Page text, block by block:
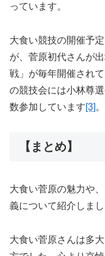
っています。
大食い競技の開催予
が、菅原初代さんが
戦」が毎年開催され
の競技会には小林尊
数参加しています[3] 。
【まとめ】
大食い菅原の魅力や
義について紹介しまし
大食い菅原さんは多